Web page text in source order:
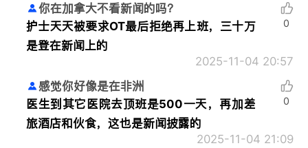
你在加拿大不看新闻的吗？
护士天天被要求OT最后拒绝再上班，三十万
是登在新闻上的
2025-11-04 20:57
0
感觉你好像是在非洲
医生到其它医院去顶班是500一天，再加差
旅酒店和伙食，这也是新闻披露的
2025-11-04 21:09
0